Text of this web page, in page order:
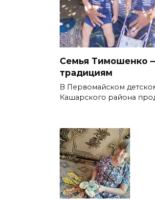
Семья Тимошенко
традициям
В Первомайском
Кашарского района